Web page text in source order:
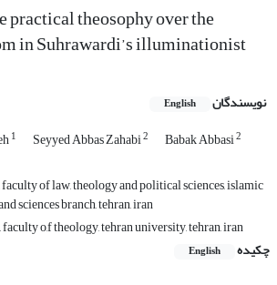
theosophy over the
in Suhrawardi’s illuminationist
نویسندگان English
1 Seyyed Abbas Zahabi2 Babak Abbasi2
of law, theology and political sciences, islamic
sciences branch, tehran, iran
o,f theology, tehran university, tehran, iran
چکیده
English